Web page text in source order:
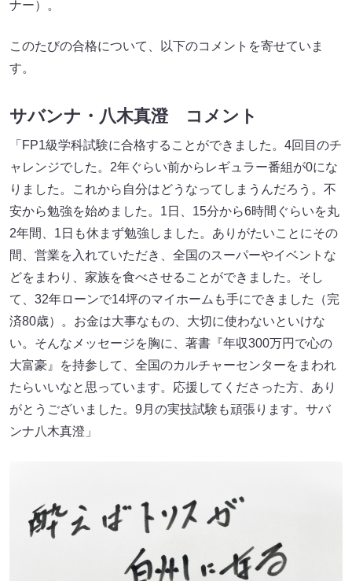
ナー）。
このたびの合格について、以下のコメントを寄せていま
す。
サバンナ・八木真澄 コメント
「FP1級学科試験に合格することができました。4回目のチ
ャレンジでした。2年ぐらい前からレギュラー番組が0にな
りました。これから自分はどうなってしまうんだろう。不
安から勉強を始めました。1日、15分から6時間ぐらいを丸
2年間、1日も休まず勉強しました。ありがたいことにその
間、営業を入れていただき、全国のスーパーやイベントな
どをまわり、家族を食べさせることができました。そし
て、32年ローンで14坪のマイホームも手にできました（完
済80歳）。お金は大事なもの、大切に使わないといけな
い。そんなメッセージを胸に、著書『年収300万円で心の
大富豪』を持参して、全国のカルチャーセンターをまわれ
たらいいなと思っています。応援してくださった方、あり
がとうございました。9月の実技試験も頑張ります。サバ
ンナ八木真澄」